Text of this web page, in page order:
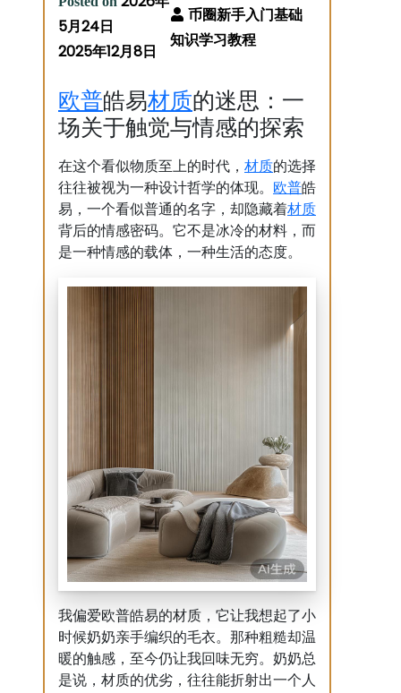
5月24日
2025年12月8日
欧普皓易材质的迷思：一
场关于触觉与情感的探索
在这个看似物质至上的时代， 材质的选择
往往被视为一种设计哲学的体现。 欧普皓
易，一个看似普通的名字，却隐藏着材质
背后的情感密码。它不是冰冷的材料，而
是一种情感的载体，一种生活的态度。
我偏爱欧普皓易的材质，它让我想起了小
时候奶奶亲手编织的毛衣。那种粗糙却温
暖的触感，至今仍让我回味无穷。奶奶总
是说，材质的优劣，往往能折射出一个人